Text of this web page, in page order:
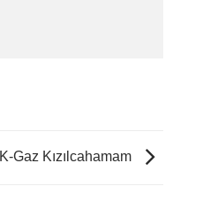
K-Gaz Kızılcahamam